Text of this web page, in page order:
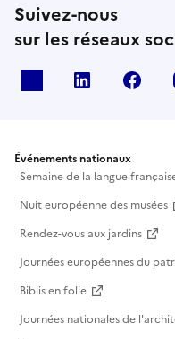
Suivez-nous
sur les réseaux
Linkedin
Événements nationaux
Semaine de la langue
Nuit européenne des musées
Rendez-vous aux jardins
Journées européennes du
Biblis en folie
Journées nationales de